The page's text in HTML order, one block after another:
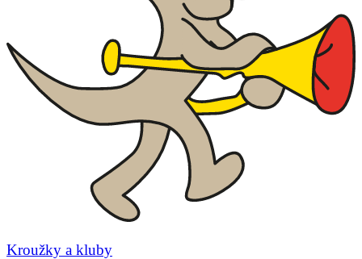
Kroužky a kluby